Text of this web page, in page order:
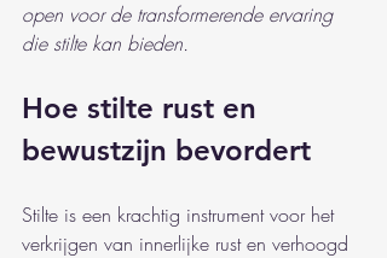
open voor de transformerende ervaring
die stilte kan bieden.
Hoe stilte rust en
bewustzijn bevordert
Stilte is een krachtig instrument voor het
verkrijgen van innerlijke rust en verhoogd